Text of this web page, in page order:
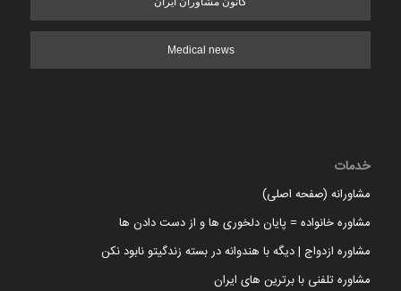
Medical news
خدمات
مشاورانه (صفحه اصلی)
مشاوره خانواده = پایان دلخوری ها و از دست دادن ها
مشاوره ازدواج | دیگه با هندوانه در بسته زندگیتو نابود نکن
مشاوره تلفنی با برترین های ایران